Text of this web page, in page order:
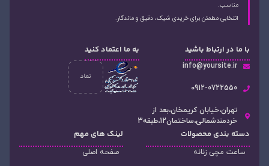
مناسب.
انتخابی مطمئن برای خریدی شیک، دقیق و ماندگار.
با ما در ارتباط باشید
info@yoursite.ir
۰912-0722550
تهران،خیابان کریمخان،بعد از
خردمندشمالی،ساختمان12،طبقه3
به ما اعتماد کنید
دسته‌ بندی محصولات
ساعت مچی زنانه
لینک های مهم
صفحه اصلی